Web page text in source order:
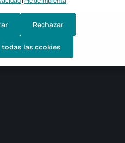
Rechazar
todas las cookies